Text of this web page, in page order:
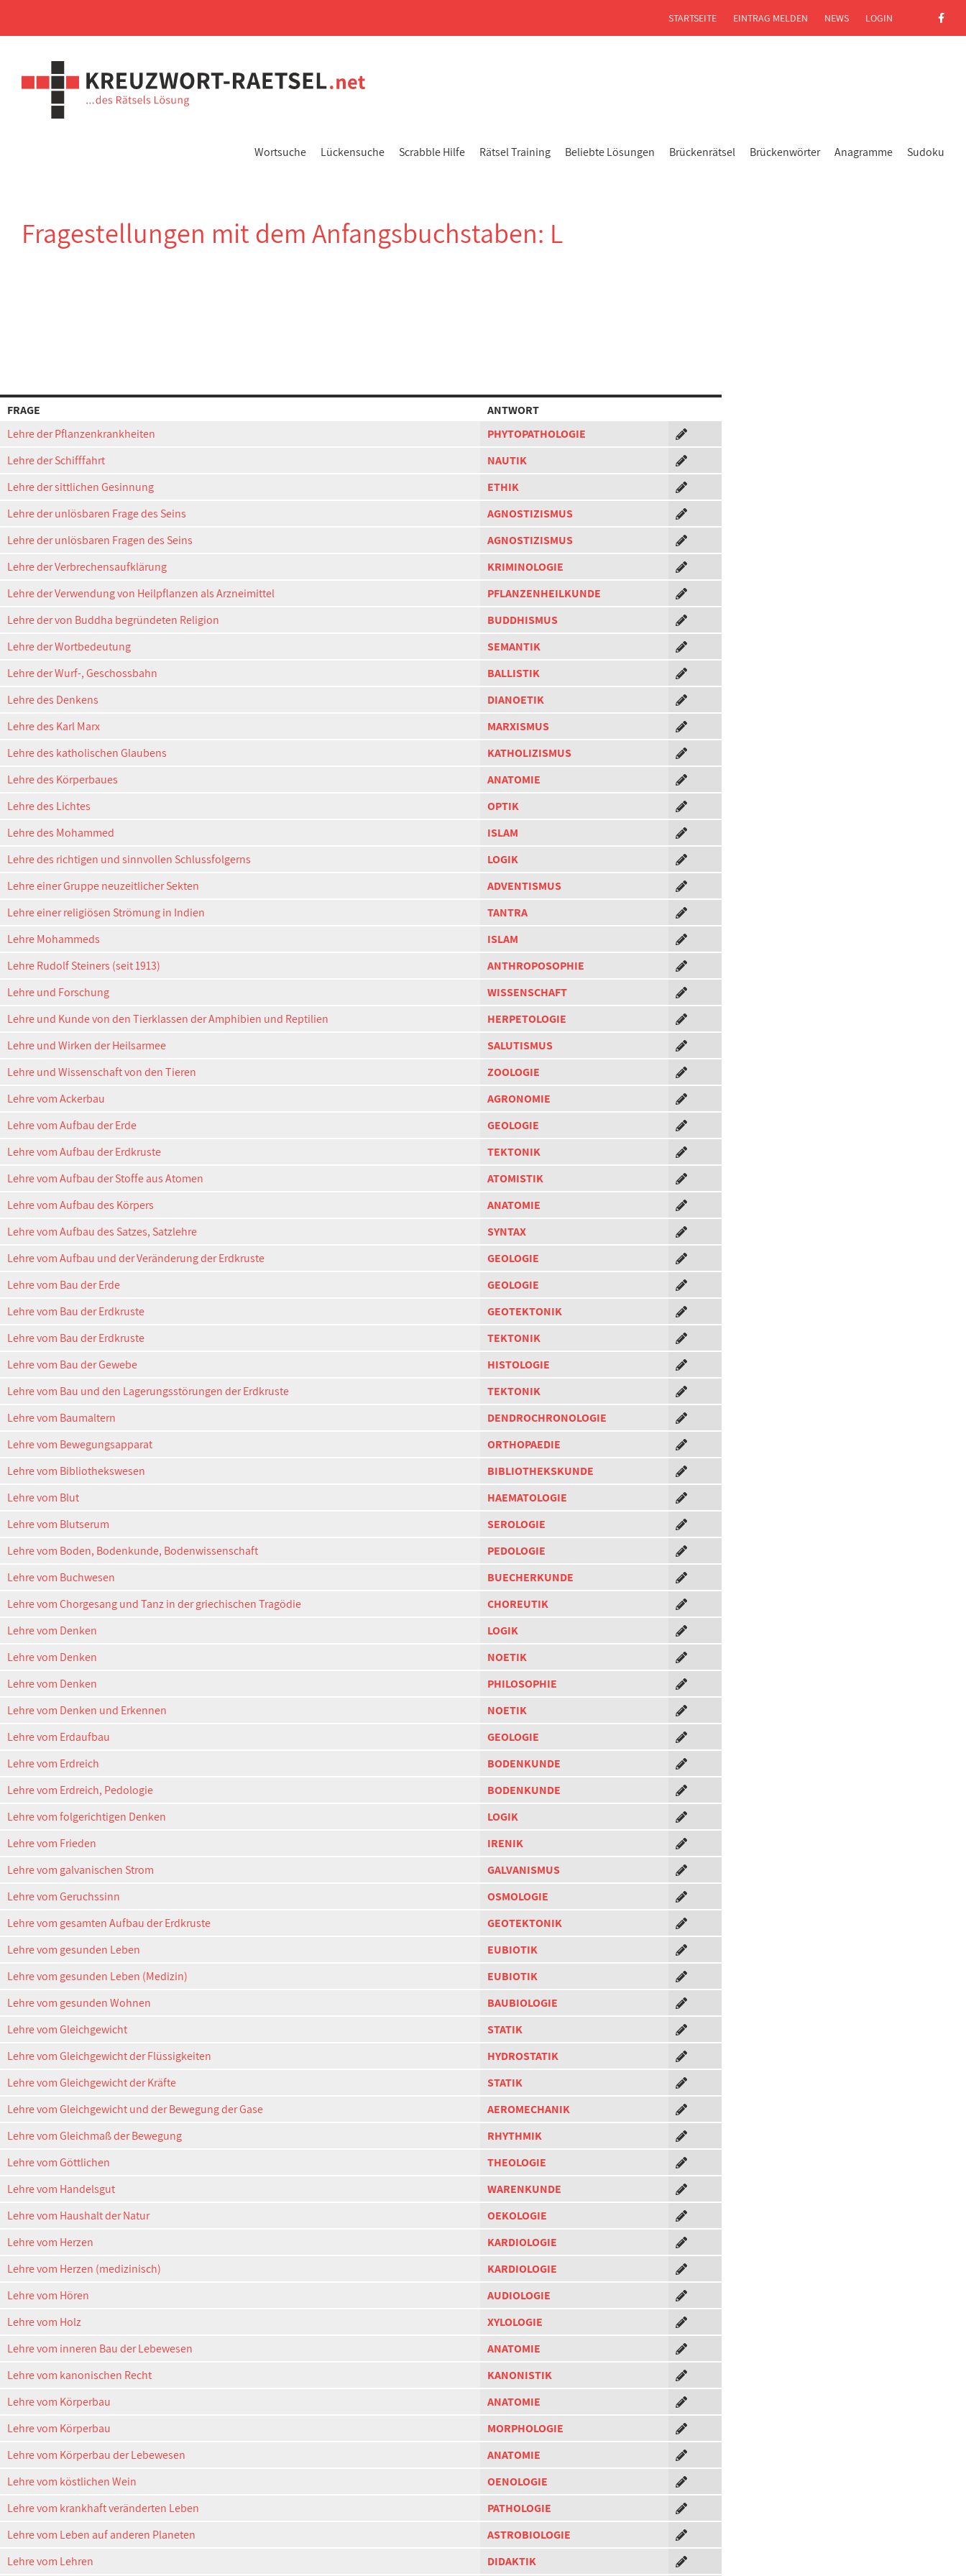
Wortsuche Lückensuche Scrabble Hilfe Rätsel Training Beliebte Lösungen Brückenrätsel Brückenwörter Anagramme Sudoku
STARTSEITE EINTRAG MELDEN NEWS LOGIN
Fragestellungen mit dem Anfangsbuchstaben: L
FRAGE
ANTWORT
Lehre der Pflanzenkrankheiten
PHYTOPATHOLOGIE
Lehre der Schifffahrt
NAUTIK
Lehre der sittlichen Gesinnung
ETHIK
Lehre der unlösbaren Frage des Seins
AGNOSTIZISMUS
Lehre der unlösbaren Fragen des Seins
AGNOSTIZISMUS
Lehre der Verbrechensaufklärung
KRIMINOLOGIE
Lehre der Verwendung von Heilpflanzen als Arzneimittel
PFLANZENHEILKUNDE
Lehre der von Buddha begründeten Religion
BUDDHISMUS
Lehre der Wortbedeutung
SEMANTIK
Lehre der Wurf-, Geschossbahn
BALLISTIK
Lehre des Denkens
DIANOETIK
Lehre des Karl Marx
MARXISMUS
Lehre des katholischen Glaubens
KATHOLIZISMUS
Lehre des Körperbaues
ANATOMIE
Lehre des Lichtes
OPTIK
Lehre des Mohammed
ISLAM
Lehre des richtigen und sinnvollen Schlussfolgerns
LOGIK
Lehre einer Gruppe neuzeitlicher Sekten
ADVENTISMUS
Lehre einer religiösen Strömung in Indien
TANTRA
Lehre Mohammeds
ISLAM
Lehre Rudolf Steiners (seit 1913)
ANTHROPOSOPHIE
Lehre und Forschung
WISSENSCHAFT
Lehre und Kunde von den Tierklassen der Amphibien und Reptilien
HERPETOLOGIE
Lehre und Wirken der Heilsarmee
SALUTISMUS
Lehre und Wissenschaft von den Tieren
ZOOLOGIE
Lehre vom Ackerbau
AGRONOMIE
Lehre vom Aufbau der Erde
GEOLOGIE
Lehre vom Aufbau der Erdkruste
TEKTONIK
Lehre vom Aufbau der Stoffe aus Atomen
ATOMISTIK
Lehre vom Aufbau des Körpers
ANATOMIE
Lehre vom Aufbau des Satzes, Satzlehre
SYNTAX
Lehre vom Aufbau und der Veränderung der Erdkruste
GEOLOGIE
Lehre vom Bau der Erde
GEOLOGIE
Lehre vom Bau der Erdkruste
GEOTEKTONIK
Lehre vom Bau der Erdkruste
TEKTONIK
Lehre vom Bau der Gewebe
HISTOLOGIE
Lehre vom Bau und den Lagerungsstörungen der Erdkruste
TEKTONIK
Lehre vom Baumaltern
DENDROCHRONOLOGIE
Lehre vom Bewegungsapparat
ORTHOPAEDIE
Lehre vom Bibliothekswesen
BIBLIOTHEKSKUNDE
Lehre vom Blut
HAEMATOLOGIE
Lehre vom Blutserum
SEROLOGIE
Lehre vom Boden, Bodenkunde, Bodenwissenschaft
PEDOLOGIE
Lehre vom Buchwesen
BUECHERKUNDE
Lehre vom Chorgesang und Tanz in der griechischen Tragödie
CHOREUTIK
Lehre vom Denken
LOGIK
Lehre vom Denken
NOETIK
Lehre vom Denken
PHILOSOPHIE
Lehre vom Denken und Erkennen
NOETIK
Lehre vom Erdaufbau
GEOLOGIE
Lehre vom Erdreich
BODENKUNDE
Lehre vom Erdreich, Pedologie
BODENKUNDE
Lehre vom folgerichtigen Denken
LOGIK
Lehre vom Frieden
IRENIK
Lehre vom galvanischen Strom
GALVANISMUS
Lehre vom Geruchssinn
OSMOLOGIE
Lehre vom gesamten Aufbau der Erdkruste
GEOTEKTONIK
Lehre vom gesunden Leben
EUBIOTIK
Lehre vom gesunden Leben (Medizin)
EUBIOTIK
Lehre vom gesunden Wohnen
BAUBIOLOGIE
Lehre vom Gleichgewicht
STATIK
Lehre vom Gleichgewicht der Flüssigkeiten
HYDROSTATIK
Lehre vom Gleichgewicht der Kräfte
STATIK
Lehre vom Gleichgewicht und der Bewegung der Gase
AEROMECHANIK
Lehre vom Gleichmaß der Bewegung
RHYTHMIK
Lehre vom Göttlichen
THEOLOGIE
Lehre vom Handelsgut
WARENKUNDE
Lehre vom Haushalt der Natur
OEKOLOGIE
Lehre vom Herzen
KARDIOLOGIE
Lehre vom Herzen (medizinisch)
KARDIOLOGIE
Lehre vom Hören
AUDIOLOGIE
Lehre vom Holz
XYLOLOGIE
Lehre vom inneren Bau der Lebewesen
ANATOMIE
Lehre vom kanonischen Recht
KANONISTIK
Lehre vom Körperbau
ANATOMIE
Lehre vom Körperbau
MORPHOLOGIE
Lehre vom Körperbau der Lebewesen
ANATOMIE
Lehre vom köstlichen Wein
OENOLOGIE
Lehre vom krankhaft veränderten Leben
PATHOLOGIE
Lehre vom Leben auf anderen Planeten
ASTROBIOLOGIE
Lehre vom Lehren
DIDAKTIK